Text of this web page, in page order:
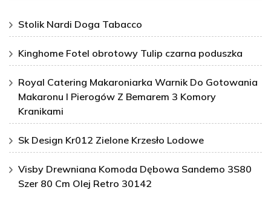
Stolik Nardi Doga Tabacco
Kinghome Fotel obrotowy Tulip czarna poduszka
Royal Catering Makaroniarka Warnik Do Gotowania
Makaronu I Pierogów Z Bemarem 3 Komory
Kranikami
Sk Design Kr012 Zielone Krzesło Lodowe
Visby Drewniana Komoda Dębowa Sandemo 3S80
Szer 80 Cm Olej Retro 30142